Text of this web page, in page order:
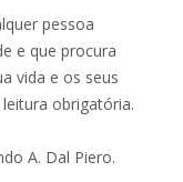
pessoa
e que procura
vida e os seus
obrigatória.
A. Dal Piero.